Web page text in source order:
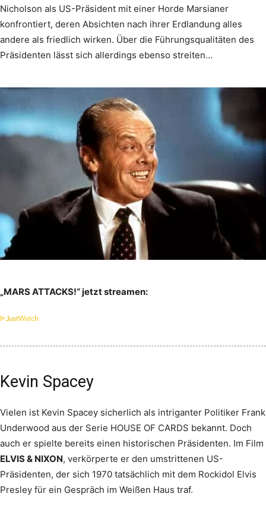
Nicholson als US-Präsident mit einer Horde Marsianer
konfrontiert, deren Absichten nach ihrer Erdlandung alles
andere als friedlich wirken. Über die Führungsqualitäten des
Präsidenten lässt sich allerdings ebenso streiten…
„MARS ATTACKS!“ jetzt streamen:
Kevin Spacey
Vielen ist Kevin Spacey sicherlich als intriganter Politiker Frank
Underwood aus der Serie HOUSE OF CARDS bekannt. Doch
auch er spielte bereits einen historischen Präsidenten. Im Film
ELVIS & NIXON, verkörperte er den umstrittenen US-
Präsidenten, der sich 1970 tatsächlich mit dem Rockidol Elvis
Presley für ein Gespräch im Weißen Haus traf.